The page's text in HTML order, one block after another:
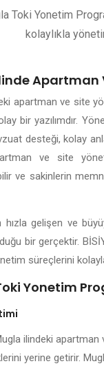
Toki Yonetim
kolaylıkla
Apartman
apartman ve site
bir yazılımdır.
desteği, kolay
ve site
ve sakinlerin
hızla gelişen ve
bir gerçektir.
süreçlerini
Yonetim
ilindeki
yerine getirir.